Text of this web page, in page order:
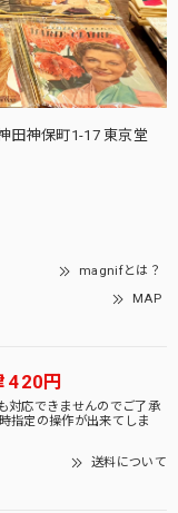
田神保町1-17 東京堂
magnifとは？
MAP
420円
対応できませんのでご了承
指定の操作が出来てしま
送料について